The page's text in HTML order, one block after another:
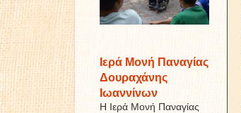
Ιερά Μονή Παναγίας
Δουραχάνης
Ιωαννίνων
Η Ιερά Μονή Παναγίας